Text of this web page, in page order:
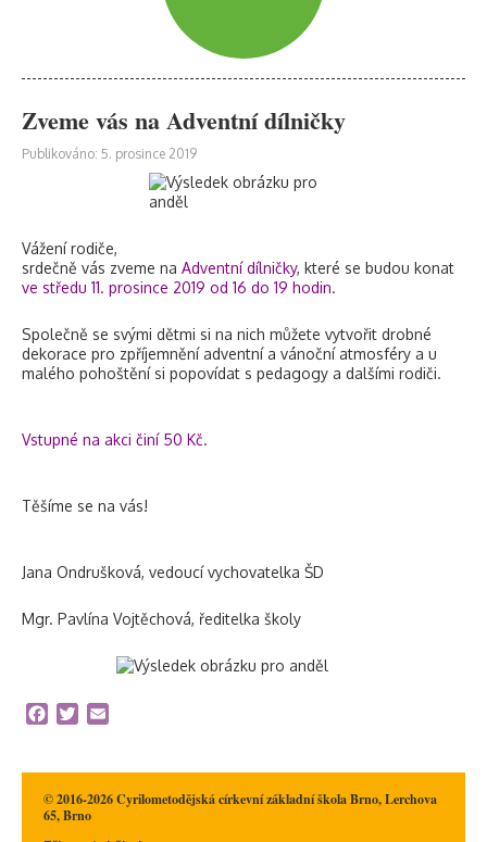
Zveme vás na Adventní dílničky
Publikováno: 5. prosince 2019
Vážení rodiče,
srdečně vás zveme na Adventní dílničky, které se budou konat
ve středu 11. prosince 2019 od 16 do 19 hodin.
Společně se svými dětmi si na nich můžete vytvořit drobné
dekorace pro zpříjemnění adventní a vánoční atmosféry a u
malého pohoštění si popovídat s pedagogy a dalšími rodiči.
Vstupné na akci činí 50 Kč.
Těšíme se na vás!
Jana Ondrušková, vedoucí vychovatelka ŠD
Mgr. Pavlína Vojtěchová, ředitelka školy
Facebook
Twitter
© 2016-2026 Cyrilometodějská církevní základní škola Brno, Lerchova
65, Brno